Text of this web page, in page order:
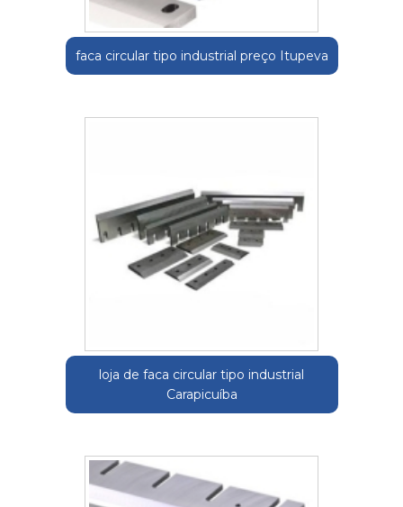
faca circular tipo industrial preço Itupeva
loja de faca circular tipo industrial
Carapicuíba